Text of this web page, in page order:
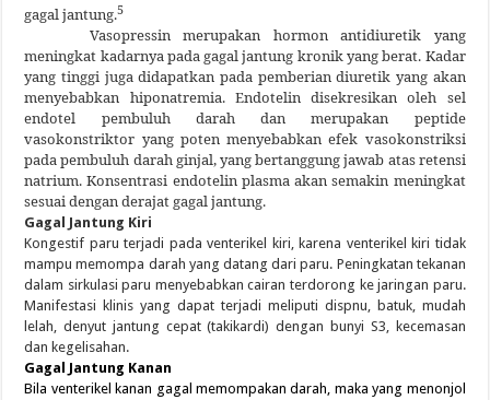
gagal jantung.5
Vasopressin merupakan hormon antidiuretik yang
meningkat kadarnya pada gagal jantung kronik yang berat. Kadar
yang tinggi juga didapatkan pada pemberian diuretik yang akan
menyebabkan hiponatremia. Endotelin disekresikan oleh sel
endotel pembuluh darah dan merupakan peptide
vasokonstriktor yang poten menyebabkan efek vasokonstriksi
pada pembuluh darah ginjal, yang bertanggung jawab atas retensi
natrium. Konsentrasi endotelin plasma akan semakin meningkat
sesuai dengan derajat gagal jantung.
Gagal Jantung Kiri
Kongestif paru terjadi pada venterikel kiri, karena venterikel kiri tidak
mampu memompa darah yang datang dari paru. Peningkatan tekanan
dalam sirkulasi paru menyebabkan cairan terdorong ke jaringan paru.
Manifestasi klinis yang dapat terjadi meliputi dispnu, batuk, mudah
lelah, denyut jantung cepat (takikardi) dengan bunyi S3, kecemasan
dan kegelisahan.
Gagal Jantung Kanan
Bila venterikel kanan gagal memompakan darah, maka yang menonjol